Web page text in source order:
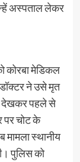
अस्पताल लेकर
कोरबा मेडिकल
ने उसे मृत
देखकर पहले से
पर चोट के
स्थानीय
पुलिस को